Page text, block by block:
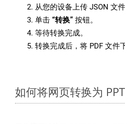
从您的设备上传 JSON 文件
单击 “转换” 按钮。
等待转换完成。
转换完成后，将 PDF 文件
如何将网页转换为